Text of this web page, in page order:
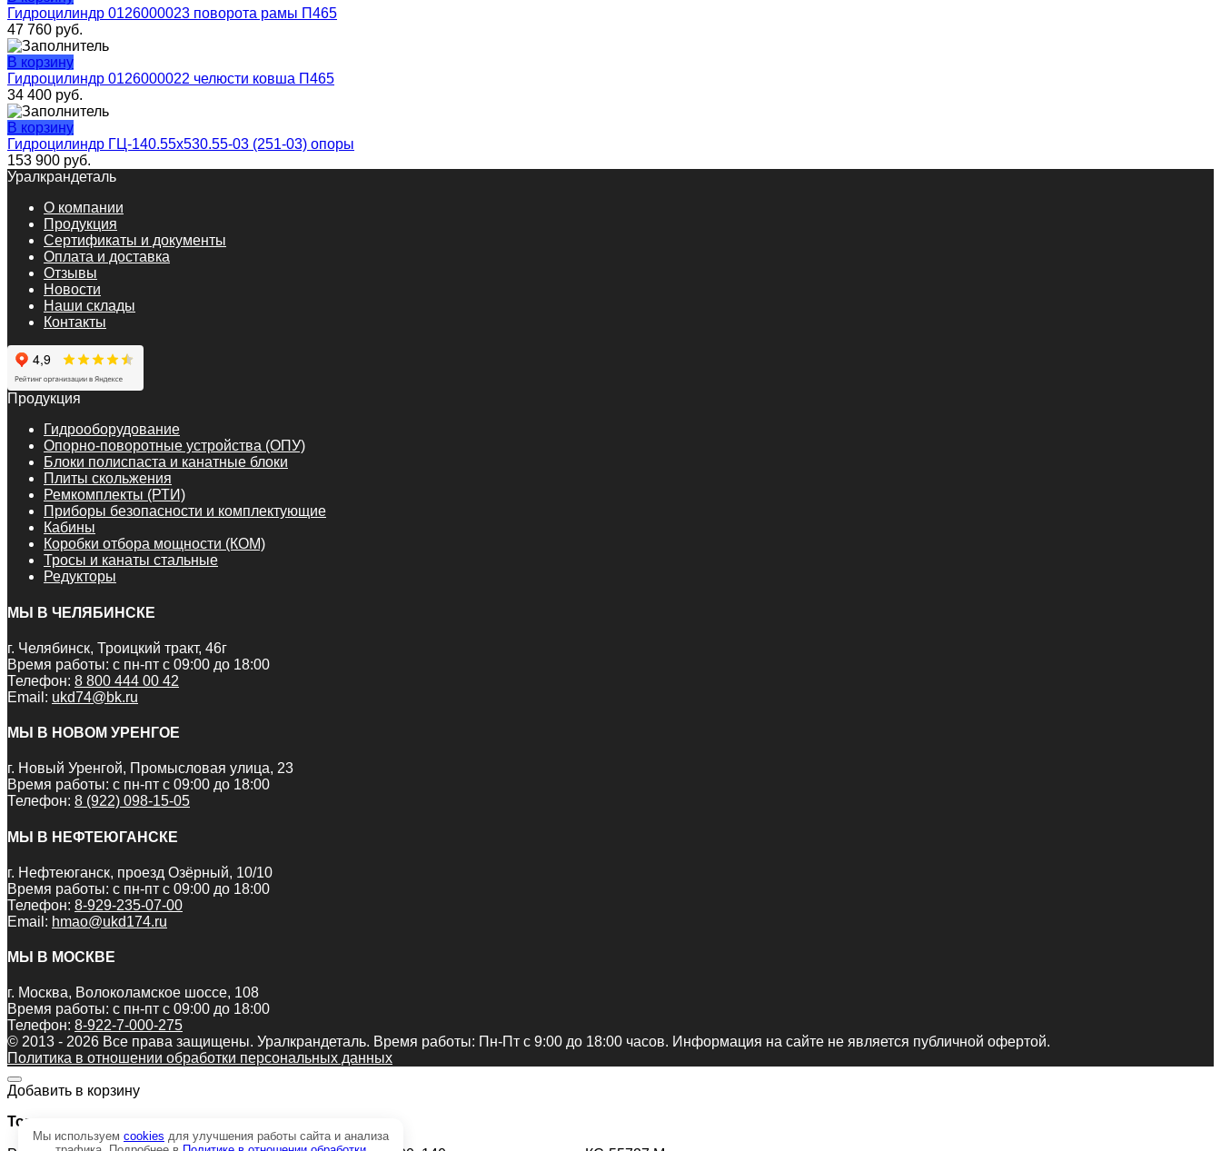
Гидроцилиндр 0126000023 поворота рамы П465
47 760 руб.
В корзину
Гидроцилиндр 0126000022 челюсти ковша П465
34 400 руб.
В корзину
Гидроцилиндр ГЦ-140.55х530.55-03 (251-03) опоры
153 900 руб.
Уралкрандеталь
О компании
Продукция
Сертификаты и документы
Оплата и доставка
Отзывы
Новости
Наши склады
Контакты
Продукция
Гидрооборудование
Опорно-поворотные устройства (ОПУ)
Блоки полиспаста и канатные блоки
Плиты скольжения
Ремкомплекты (РТИ)
Приборы безопасности и комплектующие
Кабины
Коробки отбора мощности (КОМ)
Тросы и канаты стальные
Редукторы
МЫ В ЧЕЛЯБИНСКЕ
г. Челябинск, Троицкий тракт, 46г
Время работы: с пн-пт с 09:00 до 18:00
Телефон: 8 800 444 00 42
Email: ukd74@bk.ru
МЫ В НОВОМ УРЕНГОЕ
г. Новый Уренгой, Промысловая улица, 23
Время работы: с пн-пт с 09:00 до 18:00
Телефон: 8 (922) 098-15-05
МЫ В НЕФТЕЮГАНСКЕ
г. Нефтеюганск, проезд Озёрный, 10/10
Время работы: с пн-пт с 09:00 до 18:00
Телефон: 8-929-235-07-00
Email: hmao@ukd174.ru
МЫ В МОСКВЕ
г. Москва, Волоколамское шоссе, 108
Время работы: с пн-пт с 09:00 до 18:00
Телефон: 8-922-7-000-275
© 2013 - 2026 Все права защищены. Уралкрандеталь. Время работы: Пн-Пт c 9:00 до 18:00 часов. Информация на сайте не является публичной офертой.
Политика в отношении обработки персональных данных
Добавить в корзину
Товар:
Мы используем cookies для улучшения работы сайта и анализа